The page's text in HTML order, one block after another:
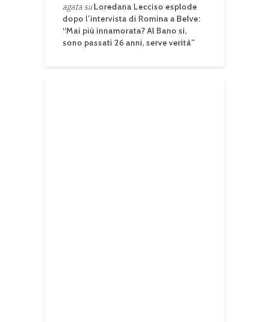
agata suLoredana Lecciso esplode
dopo l’intervista di Romina a Belve:
“Mai più innamorata? Al Bano sì,
sono passati 26 anni, serve verità”